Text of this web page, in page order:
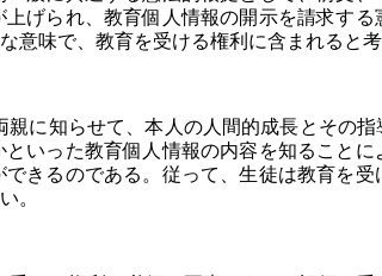
げられ、教育個人情報の開示を請求す
味で、教育を受ける権利に含まれると考
に知らせて、本人の人間的成長とその
いった教育個人情報の内容を知ること
きるのである。従って、生徒は教育を
。